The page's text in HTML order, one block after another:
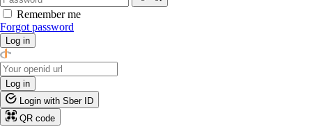
Remember me
Forgot password
Log in
Log in
Login with Sber ID
QR code